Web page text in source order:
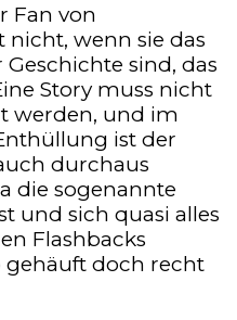
Fan von
nicht, wenn sie das
sind, das
Story muss nicht
werden, und im
ist der
durchaus
die sogenannte
und sich quasi alles
Flashbacks
gehäuft doch recht